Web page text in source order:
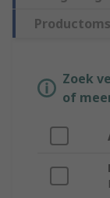
Zoek
of